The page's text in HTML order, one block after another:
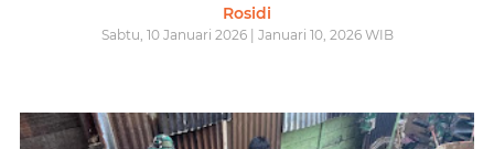
Rosidi
Sabtu, 10 Januari 2026 | Januari 10, 2026 WIB